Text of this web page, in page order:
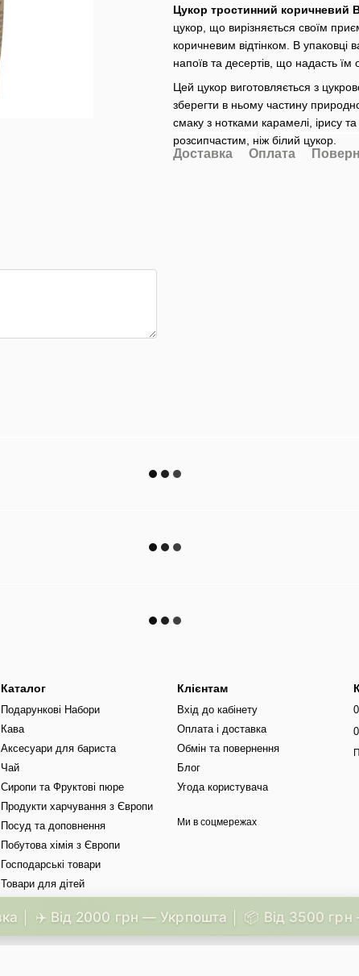
Цукор тростинний коричневий
цукор, що вирізняється своїм
коричневим відтінком. В упаковці
напоїв та десертів, що надасть їм
Цей цукор виготовляється з
зберегти в ньому частину
смаку з нотками карамелі, ірису
розсипчастим, ніж білий цукор.
Доставка Оплата
Каталог
Подарункові Набори
Кава
Аксесуари для бариста
Чай
Сиропи та Фруктові пюре
Продукти харчування з Європи
Посуд та доповнення
Побутова хімія з Європи
Господарські товари
Товари для дітей
Клієнтам
Вхід до кабінету
Оплата і доставка
Обмін та повернення
Блог
Угода користувача
Ми в соцмережах